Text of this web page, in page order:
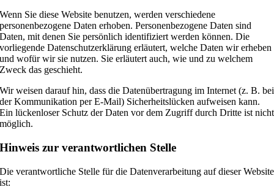
Wenn Sie diese Website benutzen, werden verschiedene
personenbezogene Daten erhoben. Personenbezogene Daten sind
Daten, mit denen Sie persönlich identifiziert werden können. Die
vorliegende Datenschutzerklärung erläutert, welche Daten wir erheben
und wofür wir sie nutzen. Sie erläutert auch, wie und zu welchem
Zweck das geschieht.
Wir weisen darauf hin, dass die Datenübertragung im Internet (z. B. bei
der Kommunikation per E-Mail) Sicherheitslücken aufweisen kann.
Ein lückenloser Schutz der Daten vor dem Zugriff durch Dritte ist nicht
möglich.
Hinweis zur verantwortlichen Stelle
Die verantwortliche Stelle für die Datenverarbeitung auf dieser Website
ist: